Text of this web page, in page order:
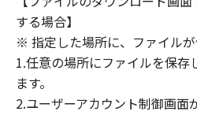
複製物のすべてを廃棄およ
り、本契約書を終了させる
(3) お客様が本契約書のい
した場合、本契約書は直ち
(4) お客様は、上記(3)によ
した場合、速やかに、「
する場合】
※ 指定した場所に、ファイルが
1.任意の場所にファイルを保存
ます。
2.ユーザーアカウント制御画面